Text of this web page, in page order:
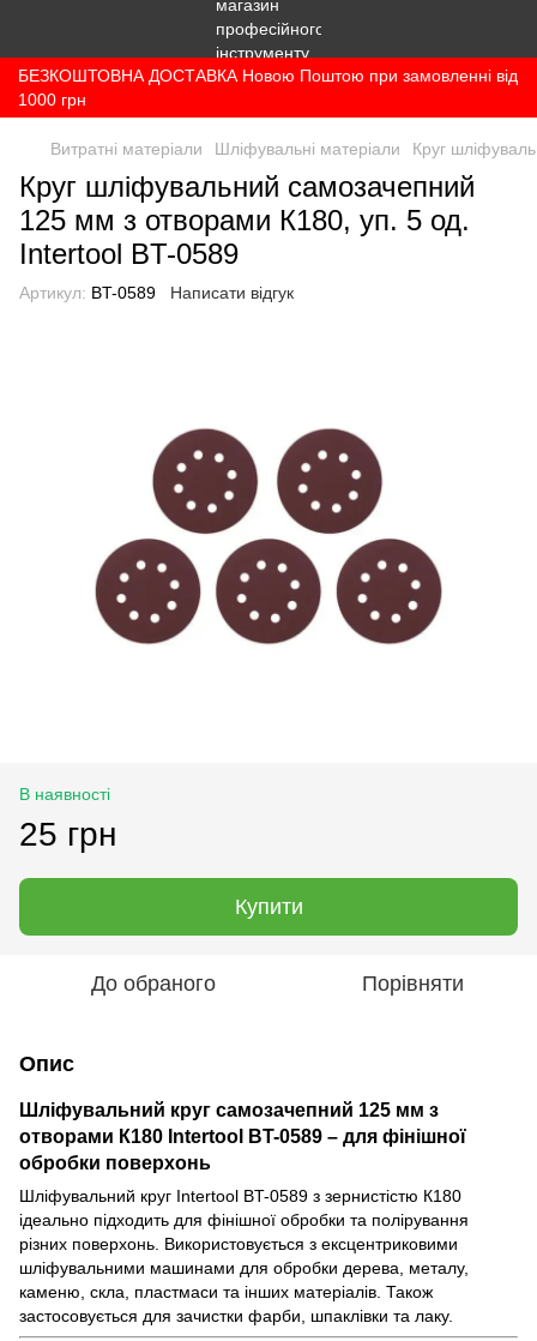
БЕЗКОШТОВНА ДОСТАВКА Новою Поштою при замовленні від
1000 грн
Витратні матеріали Шліфувальні матеріали Круг
Круг шліфувальний самозачепний
125 мм з отворами К180, уп. 5 од.
Intertool BT-0589
Артикул: BT-0589 Написати відгук
В наявності
25 грн
Купити
До обраного Порівняти
Опис
Шліфувальний круг самозачепний 125 мм з
отворами К180 Intertool BT-0589 – для фінішної
обробки поверхонь
Шліфувальний круг Intertool BT-0589 з зернистістю К180
ідеально підходить для фінішної обробки та полірування
різних поверхонь. Використовується з ексцентриковими
шліфувальними машинами для обробки дерева, металу,
каменю, скла, пластмаси та інших матеріалів. Також
застосовується для зачистки фарби, шпаклівки та лаку.